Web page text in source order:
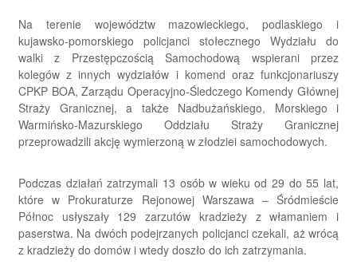
Na terenie województw mazowieckiego, podlaskiego i
kujawsko-pomorskiego policjanci stołecznego Wydziału do
walki z Przestępczością Samochodową wspierani przez
kolegów z innych wydziałów i komend oraz funkcjonariuszy
CPKP BOA, Zarządu Operacyjno-Śledczego Komendy Głównej
Straży Granicznej, a także Nadbużańskiego, Morskiego i
Warmińsko-Mazurskiego Oddziału Straży Granicznej
przeprowadzili akcję wymierzoną w złodziei samochodowych.
Podczas działań zatrzymali 13 osób w wieku od 29 do 55 lat,
które w Prokuraturze Rejonowej Warszawa – Śródmieście
Północ usłyszały 129 zarzutów kradzieży z włamaniem i
paserstwa. Na dwóch podejrzanych policjanci czekali, aż wrócą
z kradzieży do domów i wtedy doszło do ich zatrzymania.